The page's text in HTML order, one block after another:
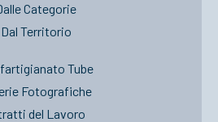
Categorie
Dal Territorio
Tube
Fotografiche
del Lavoro